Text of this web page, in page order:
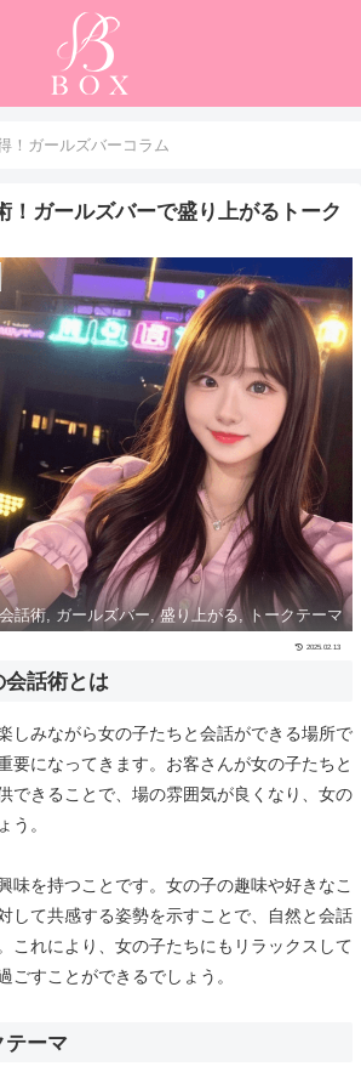
！ガールズバーコラム
！ガールズバーで盛り上がるトーク
話術, ガールズバー, 盛り上がる, トークテーマ
2025.02.13
会話術とは
しみながら女の子たちと会話ができる場所で
要になってきます。お客さんが女の子たちと
できることで、場の雰囲気が良くなり、女の
う。
味を持つことです。女の子の趣味や好きなこ
して共感する姿勢を示すことで、自然と会話
これにより、女の子たちにもリラックスして
ごすことができるでしょう。
テーマ